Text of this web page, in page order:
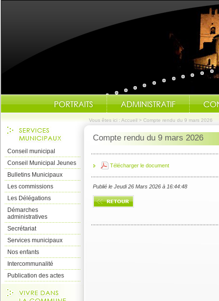
Vous êtes ici : Accueil > Compte rendu du 9 mars 2026
Conseil municipal
Conseil Municipal Jeunes
Bulletins Municipaux
Les commissions
Les Délégations
Démarches
administratives
Secrétariat
Services municipaux
Nos enfants
Intercommunalité
Publication des actes
Compte rendu du 9 mars 2026
Télécharger le document
Publié le Jeudi 26 Mars 2026 à 16:44:48